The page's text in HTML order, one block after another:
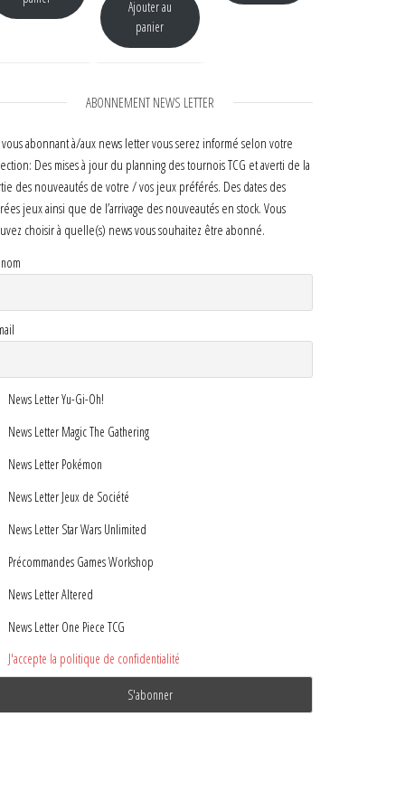
Ajouter au
panier
ABONNEMENT NEWS LETTER
vous abonnant à/aux news letter vous serez informé selon votre
Des mises à jour du planning des tournois TCG et averti de la
des nouveautés de votre / vos jeux préférés. Des dates des
jeux ainsi que de l’arrivage des nouveautés en stock. Vous
choisir à quelle(s) news vous souhaitez être abonné.
News Letter Yu-Gi-Oh!
News Letter Magic The Gathering
News Letter Pokémon
News Letter Jeux de Société
News Letter Star Wars Unlimited
Précommandes Games Workshop
News Letter Altered
News Letter One Piece TCG
J'accepte la politique de confidentialité